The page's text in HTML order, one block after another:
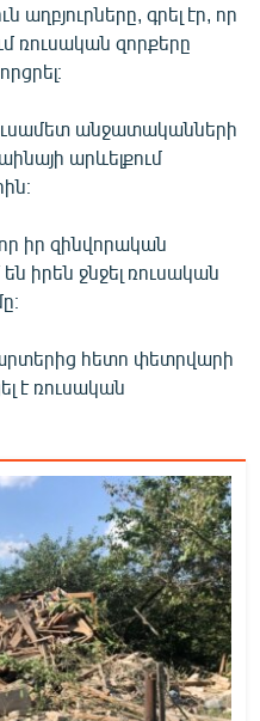
աղբյուրները, գրել էր, որ
ռուսական զորքերը
անջատականների
արևելքում
որ իր զինվորական
իրեն ջնջել ռուսական
հետո փետրվարի
է ռուսական